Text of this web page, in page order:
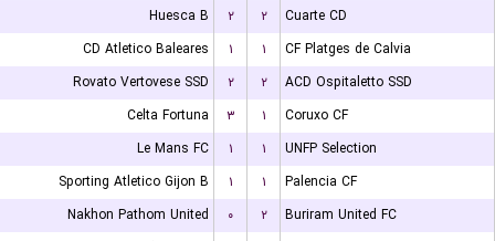
Huesca B
۲ ۲
Cuarte CD
CD Atletico Baleares
۱ ۱
CF Platges de Calvia
Rovato Vertovese SSD
۲ ۲
ACD Ospitaletto SSD
Celta Fortuna
۳ ۱
Coruxo CF
Le Mans FC
۱ ۱
UNFP Selection
Sporting Atletico Gijon B
۱ ۱
Palencia CF
Nakhon Pathom United
۰ ۲
Buriram United FC